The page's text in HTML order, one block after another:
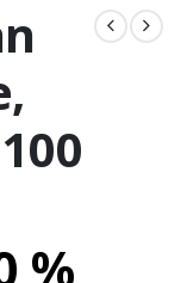
%